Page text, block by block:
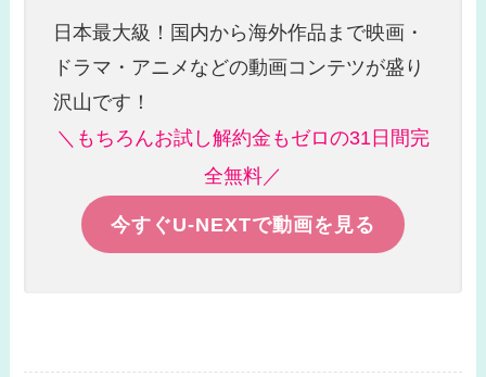
日本最大級！国内から海外作品まで映画・
ドラマ・アニメなどの動画コンテツが盛り
沢山です！
＼もちろんお試し解約金もゼロの31日間完
全無料／
今すぐU-NEXTで動画を見る